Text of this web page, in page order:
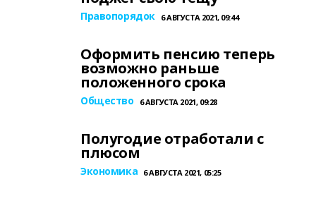
Правопорядок 6 АВГУСТА 2021, 09:44
Оформить пенсию теперь
возможно раньше
положенного срока
Общество 6 АВГУСТА 2021, 09:28
Полугодие отработали с
плюсом
Экономика 6 АВГУСТА 2021, 05:25